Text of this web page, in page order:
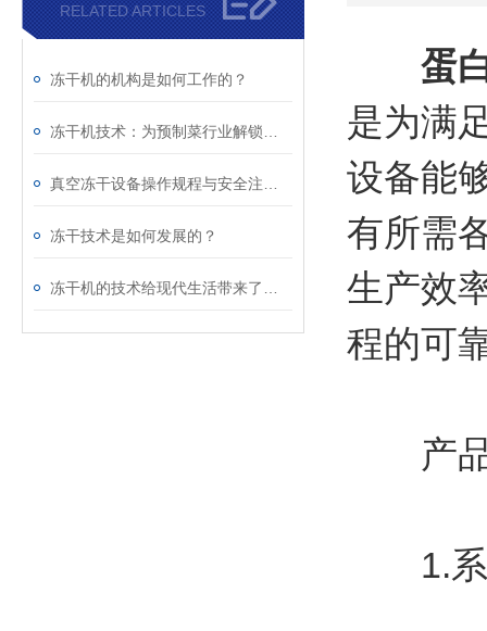
RELATED ARTICLES
冻干机的机构是如何工作的？
冻干技术是如何发展的？
蛋
是为满
设备能
有所需
生产效
程的可
产品
1.系